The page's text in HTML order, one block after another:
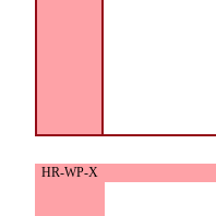
HR-WP-X